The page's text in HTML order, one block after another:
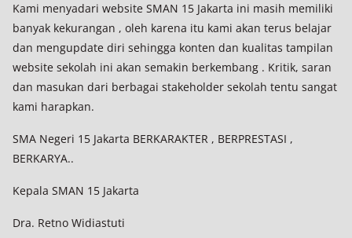
Kami menyadari website SMAN 15 Jakarta ini masih memiliki
banyak kekurangan , oleh karena itu kami akan terus belajar
dan mengupdate diri sehingga konten dan kualitas tampilan
website sekolah ini akan semakin berkembang . Kritik, saran
dan masukan dari berbagai stakeholder sekolah tentu sangat
kami harapkan.
SMA Negeri 15 Jakarta BERKARAKTER , BERPRESTASI ,
BERKARYA..
Kepala SMAN 15 Jakarta
Dra. Retno Widiastuti